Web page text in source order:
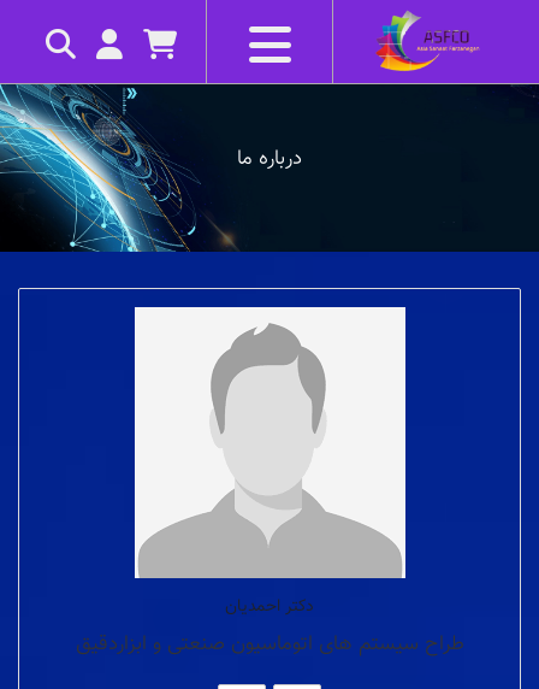
درباره ما
دکتر احمدیان
طراح سیستم های اتوماسیون صنعتی و ابزاردقیق